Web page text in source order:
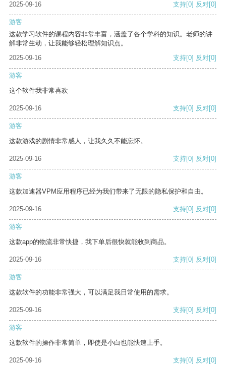
2025-09-16
支持[0] 反对[0]
游客
这款学习软件的课程内容非常丰富，涵盖了各个学科的知识。老师的讲
解非常生动，让我能够轻松理解知识点。
2025-09-16
支持[0] 反对[0]
游客
这个软件我非常喜欢
2025-09-16 支持[0] 反对[0]
游客
这款游戏的剧情非常感人，让我久久不能忘怀。
2025-09-16 支持[0] 反对[0]
游客
这款加速器VPM应用程序已经为我们带来了无限的隐私保护和自由。
2025-09-16 支持[0] 反对[0]
游客
这款app的物流非常快捷，我下单后很快就能收到商品。
2025-09-16 支持[0] 反对[0]
游客
这款软件的功能非常强大，可以满足我日常使用的需求。
2025-09-16 支持[0] 反对[0]
游客
这款软件的操作非常简单，即使是小白也能快速上手。
2025-09-16 支持[0] 反对[0]